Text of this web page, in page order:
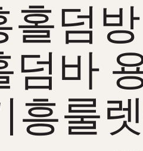
덤방
덤바
흥룰